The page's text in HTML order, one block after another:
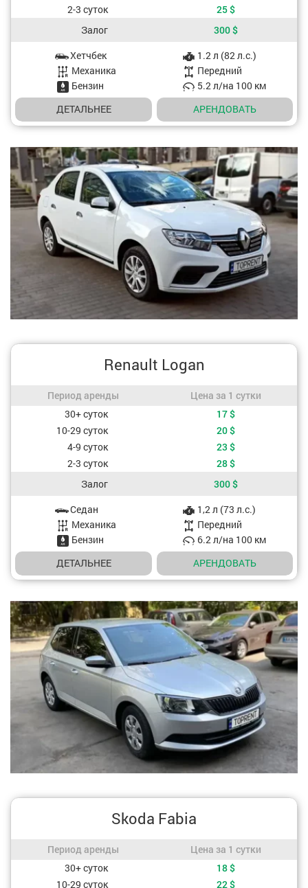
2-3 суток
25$
Залог
300$
Характеристики авто
Хетчбек
1.2 л (82 л.с.)
Mеханика
Передний
Бензин
5.2 л/на 100 км
ДЕТАЛЬНЕЕ
АРЕНДОВАТЬ
Renault Logan
Период аренды / Цена за 1 сутки
Период аренды
Цена за 1 сутки
Стоимость, в зависимости от периода аренды
30+ суток 17$
10-29 суток
20$
4-9 суток
23 $
2-3 суток
28$
Залог
300$
Характеристики авто
Седан
1,2 л (73 л.с.)
Mеханика
Передний
Бензин
6.2 л/на 100 км
ДЕТАЛЬНЕЕ
АРЕНДОВАТЬ
Skoda Fabia
Период аренды / Цена за 1 сутки
Период аренды
Цена за 1 сутки
Стоимость, в зависимости от периода аренды
30+ суток 18$
10-29 суток
22$